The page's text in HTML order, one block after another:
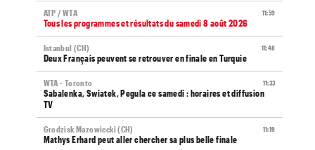
11:59
ATP / WTA
Tous les programmes et résultats du samedi 8 août 2026
11:48
Istanbul (CH)
Deux Français peuvent se retrouver en finale en Turquie
11:33
WTA - Toronto
Sabalenka, Swiatek, Pegula ce samedi : horaires et diffusion
TV
11:19
Grodzisk Mazowiecki (CH)
Mathys Erhard peut aller chercher sa plus belle finale